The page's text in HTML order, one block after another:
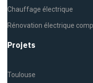
Chauffage électrique
Rénovation électrique
Projets
Toulouse